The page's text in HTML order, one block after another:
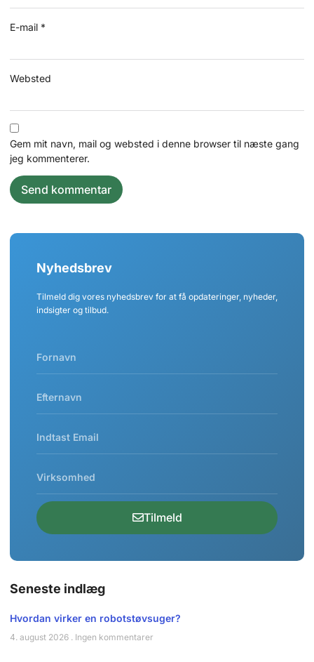
E-mail *
Websted
Gem mit navn, mail og websted i denne browser til næste gang
jeg kommenterer.
Nyhedsbrev
Tilmeld dig vores nyhedsbrev for at få opdateringer, nyheder,
indsigter og tilbud.
Tilmeld
Seneste indlæg
Hvordan virker en robotstøvsuger?
4. august 2026 Ingen kommentarer